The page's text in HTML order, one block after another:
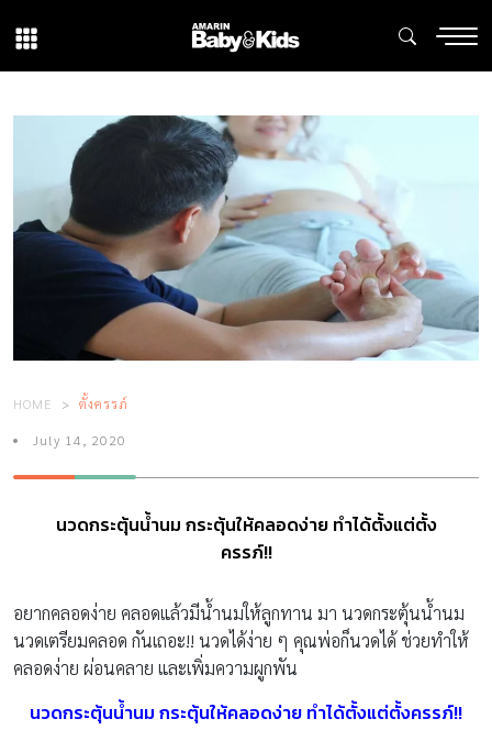
HOME ตั้งครรภ์
July 14, 2020
นวดกระตุ้นน้ำนม กระตุ้นให้คลอดง่าย ทำได้ตั้งแต่ตั้ง
ครรภ์!!
อยากคลอดง่าย คลอดแล้วมีน้ำนมให้ลูกทาน มา นวดกระตุ้นน้ำนม
นวดเตรียมคลอด กันเถอะ!! นวดได้ง่าย ๆ คุณพ่อก็นวดได้ ช่วยทำให้
คลอดง่าย ผ่อนคลาย และเพิ่มความผูกพัน
นวดกระตุ้นน้ำนม กระตุ้นให้คลอดง่าย ทำได้ตั้งแต่ตั้งครรภ์!!